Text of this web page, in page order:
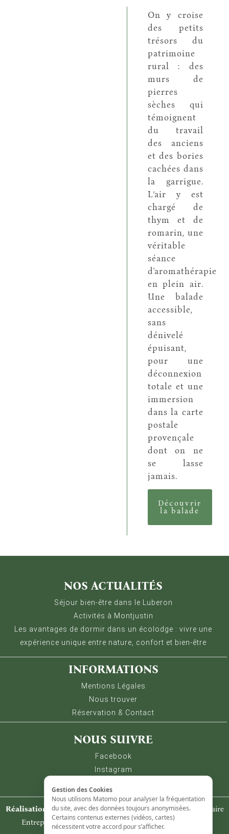
On y croise
des petits
trésors du
patrimoine
rural : des
murs de
pierres
sèches qui
témoignent
du travail
des anciens
et des bories
cachées dans
la garrigue.
L’air y est
chargé de
thym et de
romarin, une
véritable
séance
d'aromathérapie
en plein air.
Une balade
accessible,
sans
dénivelé
épuisant,
pour une
déconnexion
totale et une
immersion
dans la carte
postale
provençale
dont on ne
se lasse
jamais.
Découvrir
la balade
NOS ACTUALITÉS
Séjour bien-être dans le Luberon
Activités à Montjustin
Les avantages de dormir dans un écolodge : vivre une
expérience unique entre nature, confort et bien-être
INFORMATIONS
Mentions Légales
Nous trouver
Réservation & Contact
NOUS SUIVRE
Facebook
Instagram
Réalisation :AVAELYS - Agence Web Aix en Provence-
Annuaire
Entreprise Aix-en-Provence- Annuaire Aix-en-Provence
Gestion des Cookies
Nous utilisons Matomo pour analyser la fréquentation
du site, avec des données toujours anonymisées.
Certains contenus externes (vidéos, cartes)
nécessitent votre accord pour s’afficher.